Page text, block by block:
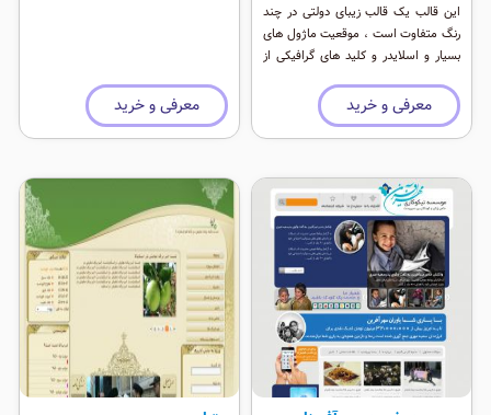
این قالب یک قالب زیبای دولتی در چند
رنگ متفاوت است ، موقعیت ماژول های
بسیار و اسلایدر و کلید های گرافیکی از
معرفی و خرید معرفی و خرید